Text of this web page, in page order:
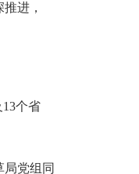
进，
个省
党组同